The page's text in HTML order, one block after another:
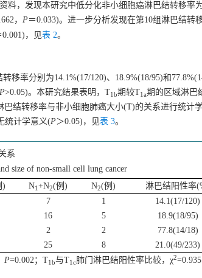
，发现本研究中低分化非小细胞癌淋巴结转移率
， P＝0.033)。进一步分析发现在第10组淋巴结转
0.001)，见表 2。
转移率分别为14.1%(17/120)、18.9%(18/95)和
P>0.05)。本研究结果表明，T1b期较T1a期的区域淋巴
结转移率与非小细胞肺癌大小(T)的关系进行统计
统计学意义(P＞0.05)，见表 3。
系
size of non-small cell lung cancer
) N1+N2(例) N2(例) 淋巴结阳性率
7 1 14.1(17/120)
16 5 18.9(18/95)
2 2 77.8(14/18)
25 8 21.0(49/233)
P=0.002；T1b与T1c肺门淋巴结阳性率比较，χ2=0.935